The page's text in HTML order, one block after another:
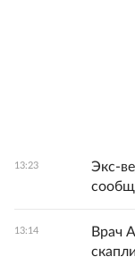
13:23
Экс-
13:14
Врач